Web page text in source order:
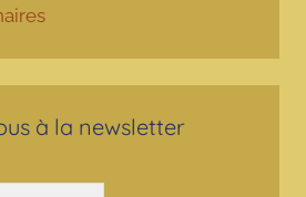
à la newsletter